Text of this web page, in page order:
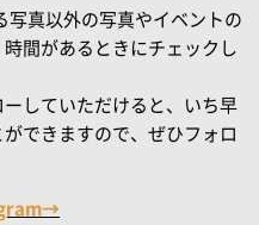
写真以外の写真やイベントの
間があるときにチェックし
していただけると、いち早
できますので、ぜひフォロ